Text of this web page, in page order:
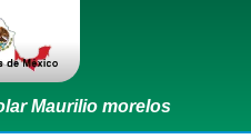
Maurilio morelos